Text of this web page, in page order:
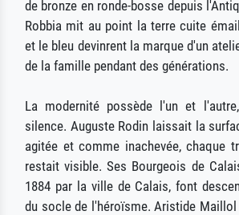
de bronze en ronde-bosse depuis
Robbia mit au point la terre cuite
et le bleu devinrent la marque d'un
de la famille pendant des générations.
La modernité possède l'un et
silence. Auguste Rodin laissait la
agitée et comme inachevée, chaque
restait visible. Ses Bourgeois de
1884 par la ville de Calais, font
du socle de l'héroïsme. Aristide